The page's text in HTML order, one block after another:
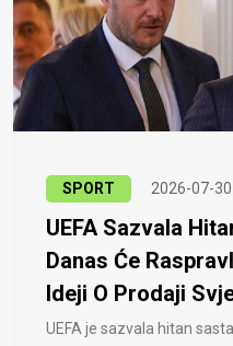
SPORT 2026-07-30
UEFA Sazvala
Danas Će
Ideji O Prodaji
UEFA je sazvala hitan